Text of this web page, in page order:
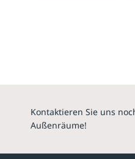
Kontaktieren Sie uns
Außenräume!